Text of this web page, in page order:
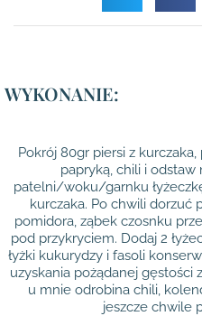
WYKONANIE:
Pokrój 80gr piersi z
papryką, chili i odstaw
patelni/woku/garnku
kurczaka. Po chwili dorzuć
pomidora, ząbek czosnku
pod przykryciem. Dodaj 2
łyżki kukurydzy i fasoli
uzyskania pożądanej gęstości
u mnie odrobina chili,
jeszcze chwile